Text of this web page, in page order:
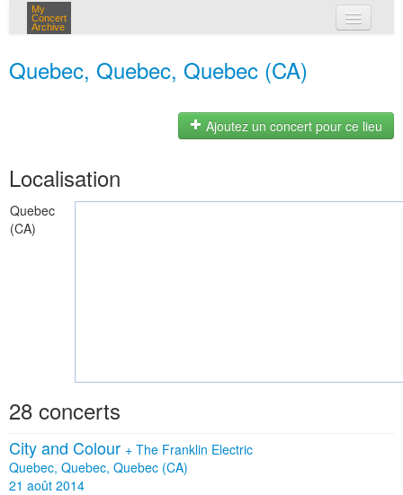
My
Concert
Archive
Quebec, Quebec, Quebec (CA)
Ajoutez un concert pour ce lieu
Localisation
Quebec
(CA)
28 concerts
City and Colour + The Franklin Electric
Quebec, Quebec, Quebec (CA)
21 août 2014